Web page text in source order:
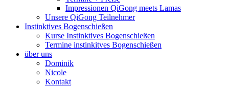
Impressionen QiGong meets Lamas
Unsere QiGong Teilnehmer
Instinktives Bogenschießen
Kurse Instinktives Bogenschießen
Termine instinkitves Bogenschießen
über uns
Dominik
Nicole
Kontakt